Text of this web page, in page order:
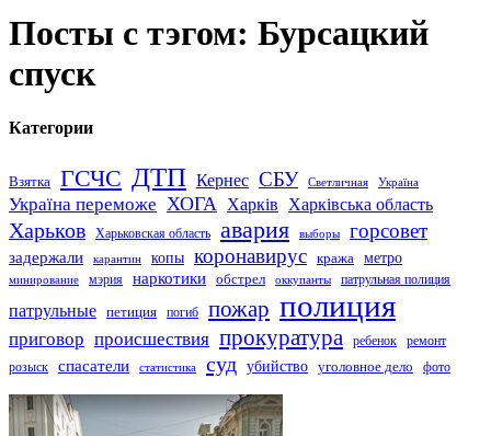
Посты с тэгом: Бурсацкий
спуск
Категории
Взятка ГСЧС ДТП Кернес СБУ Светличная Україна
Україна переможе ХОГА Харків Харківська область
Харьков Харьковская область авария выборы горсовет
задержали карантин копы коронавирус кража метро
минирование мэрия наркотики обстрел оккупанты патрульная полиция
патрульные петиция погиб пожар полиция
приговор происшествия прокуратура ребенок
ремонт
розыск
спасатели статистика суд убийство уголовное дело фото